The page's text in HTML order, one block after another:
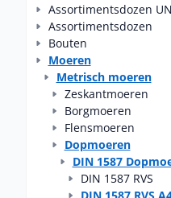
Assortimentsdozen
Assortimentsdozen
Bouten
Moeren
Metrisch moeren
Zeskantmoeren
Borgmoeren
Flensmoeren
Dopmoeren
DIN 1587
DIN 1587 RVS